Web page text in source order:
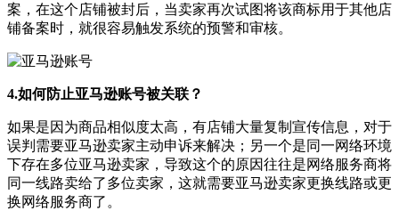
案，在这个店铺被封后，当卖家再次试图将该商标用于其他店
铺备案时，就很容易触发系统的预警和审核。
4.如何防止亚马逊账号被关联？
如果是因为商品相似度太高，有店铺大量复制宣传信息，对于
误判需要亚马逊卖家主动申诉来解决；另一个是同一网络环境
下存在多位亚马逊卖家，导致这个的原因往往是网络服务商将
同一线路卖给了多位卖家，这就需要亚马逊卖家更换线路或更
换网络服务商了。